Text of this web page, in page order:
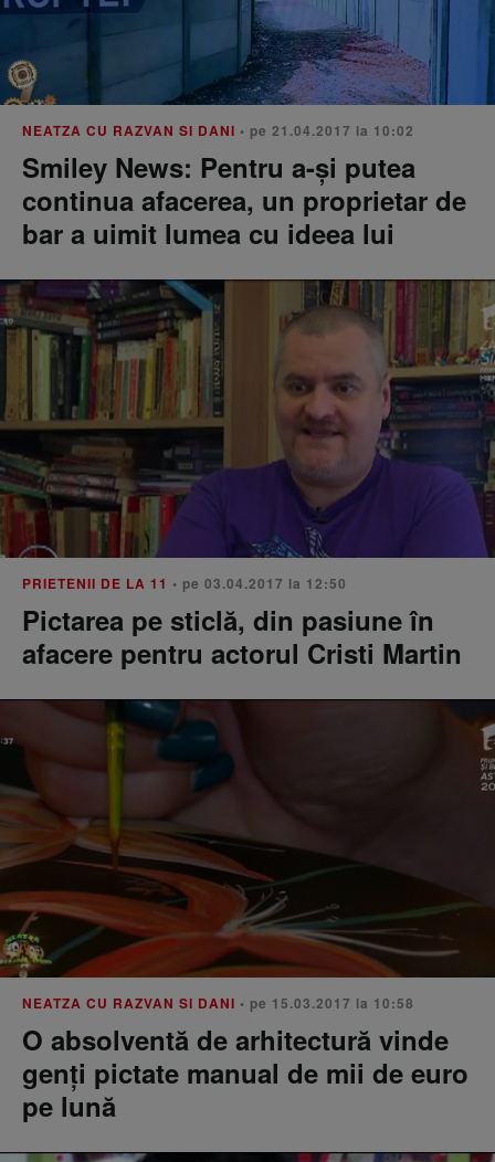
NEATZA CU RAZVAN SI DANI • pe 21.04.2017 la 10:02
Smiley News: Pentru a-și putea
continua afacerea, un proprietar de
bar a uimit lumea cu ideea lui
PRIETENII DE LA 11 • pe 03.04.2017 la 12:50
Pictarea pe sticlă, din pasiune în
afacere pentru actorul Cristi Martin
NEATZA CU RAZVAN SI DANI • pe 15.03.2017 la 10:58
O absolventă de arhitectură vinde
genți pictate manual de mii de euro
pe lună